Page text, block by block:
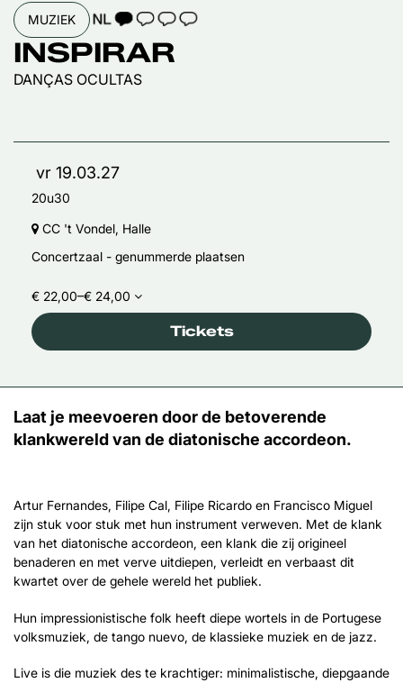
MUZIEK TAALICOON 1
INSPIRAR
DANÇAS OCULTAS
vr 19.03.27
20u30
CC 't Vondel, Halle
Concertzaal - genummerde plaatsen
€ 22,00–€ 24,00
Tickets
Laat je meevoeren door de betoverende
klankwereld van de diatonische accordeon.
Artur Fernandes, Filipe Cal, Filipe Ricardo en Francisco Miguel
zijn stuk voor stuk met hun instrument verweven. Met de klank
van het diatonische accordeon, een klank die zij origineel
benaderen en met verve uitdiepen, verleidt en verbaast dit
kwartet over de gehele wereld het publiek.
Hun impressionistische folk heeft diepe wortels in de Portugese
volksmuziek, de tango nuevo, de klassieke muziek en de jazz.
Live is die muziek des te krachtiger: minimalistische, diepgaande